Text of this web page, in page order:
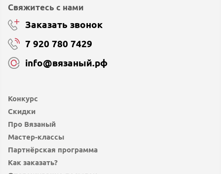
Конкурс
Скидки
Про Вязаный
Мастер-классы
Партнёрская программа
Как заказать?
Свяжитесь с нами
Заказать звонок
7 920 780 7429
info@вязаный.рф